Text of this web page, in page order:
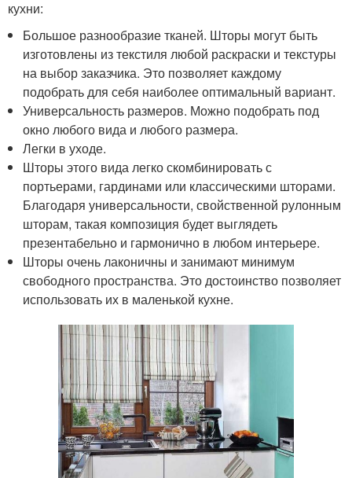
кухни:
Большое разнообразие тканей. Шторы могут быть
изготовлены из текстиля любой раскраски и текстуры
на выбор заказчика. Это позволяет каждому
подобрать для себя наиболее оптимальный вариант.
Универсальность размеров. Можно подобрать под
окно любого вида и любого размера.
Легки в уходе.
Шторы этого вида легко скомбинировать с
портьерами, гардинами или классическими шторами.
Благодаря универсальности, свойственной рулонным
шторам, такая композиция будет выглядеть
презентабельно и гармонично в любом интерьере.
Шторы очень лаконичны и занимают минимум
свободного пространства. Это достоинство позволяет
использовать их в маленькой кухне.